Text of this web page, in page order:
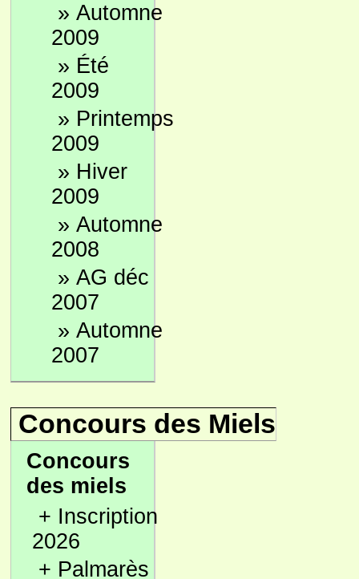
» Automne
2009
» Été
2009
» Printemps
2009
» Hiver
2009
» Automne
2008
» AG déc
2007
» Automne
2007
Concours des Miels
Concours
des miels
+ Inscription
2026
+ Palmarès